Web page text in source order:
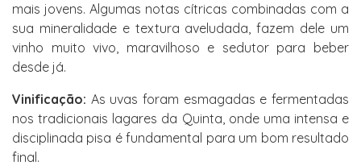
mais jovens. Algumas notas cítricas combinadas com a
sua mineralidade e textura aveludada, fazem dele um
vinho muito vivo, maravilhoso e sedutor para beber
desde já.
Vinificação: As uvas foram esmagadas e fermentadas
nos tradicionais lagares da Quinta, onde uma intensa e
disciplinada pisa é fundamental para um bom resultado
final.